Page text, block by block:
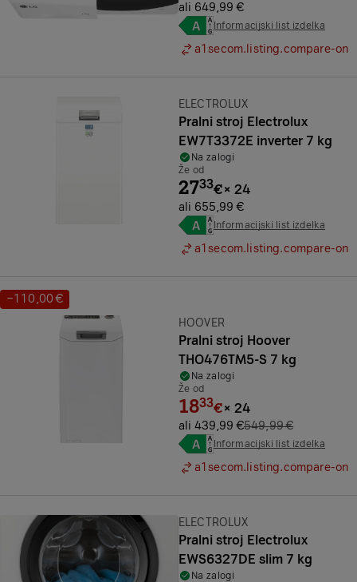
ali 649,99 €
Informacijski list izdelka
a1secom.listing.compare-on
Znamka:
ELECTROLUX
Pralni stroj Electrolux
EW7T3372E inverter 7 kg
Na zalogi
Že od
2733€× 24
ali 655,99 €
Informacijski list izdelka
a1secom.listing.compare-on
Prihranek:
−110,00 €
Znamka:
HOOVER
Pralni stroj Hoover
THO476TM5-S 7 kg
Na zalogi
Že od
1833€× 24
ali 439,99 €549,99 €
Informacijski list izdelka
a1secom.listing.compare-on
Znamka:
ELECTROLUX
Pralni stroj Electrolux
EWS6327DE slim 7 kg
Na zalogi